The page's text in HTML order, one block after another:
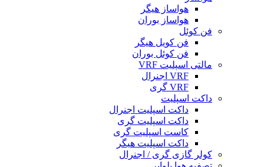
هواساز هیگر
هواساز بوران
فن کوئل
فن کویل هیگر
فن کوئل بوران
مالتی اسپلیت VRF
VRF اجنرال
VRF گری
داکت اسپلیت
داکت اسپلیت اجنرال
داکت اسپلیت گری
کاست اسپلیت گری
داکت اسپلیت هیگر
کولر گازی گری / اجنرال